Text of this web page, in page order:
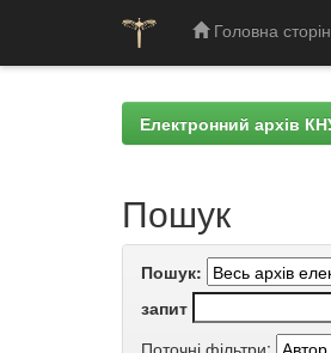
Головна
Електронний архів
Пошук
Пошук:
запит
Поточні фільтри: